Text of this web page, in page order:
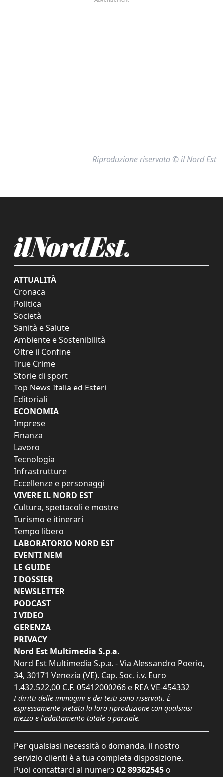
Riproduzione riservata © il Nord Est
ATTUALITÀ
Cronaca
Politica
Società
Sanità e Salute
Ambiente e Sostenibilità
Oltre il Confine
True Crime
Storie di sport
Top News Italia ed Esteri
Editoriali
ECONOMIA
Imprese
Finanza
Lavoro
Tecnologia
Infrastrutture
Eccellenze e personaggi
VIVERE IL NORD EST
Cultura, spettacoli e mostre
Turismo e itinerari
Tempo libero
LABORATORIO NORD EST
EVENTI NEM
LE GUIDE
I DOSSIER
NEWSLETTER
PODCAST
I VIDEO
GERENZA
PRIVACY
Nord Est Multimedia S.p.a.
Nord Est Multimedia S.p.a. - Via Alessandro Poerio,
34, 30171 Venezia (VE). Cap. Soc. i.v. Euro
1.432.522,00 C.F. 05412000266 e REA VE-454332
I diritti delle immagini e dei testi sono riservati. È
espressamente vietata la loro riproduzione con qualsiasi
mezzo e l'adattamento totale o parziale.
Per qualsiasi necessità o domanda, il nostro
servizio clienti è a tua completa disposizione.
Puoi contattarci al numero 02 89362545 o